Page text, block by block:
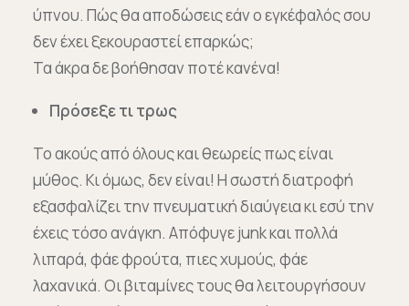
ύπνου. Πώς θα αποδώσεις εάν ο εγκέφαλός σου
δεν έχει ξεκουραστεί επαρκώς;
Τα άκρα δε βοήθησαν ποτέ κανένα!
Πρόσεξε τι τρως
Το ακούς από όλους και θεωρείς πως είναι
μύθος. Κι όμως, δεν είναι! Η σωστή διατροφή
εξασφαλίζει την πνευματική διαύγεια κι εσύ την
έχεις τόσο ανάγκη. Απόφυγε junk και πολλά
λιπαρά, φάε φρούτα, πιες χυμούς, φάε
λαχανικά. Οι βιταμίνες τους θα λειτουργήσουν